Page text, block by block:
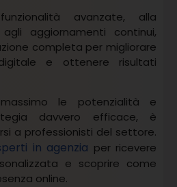
avanzate, alla
aggiornamenti continui,
completa per migliorare
e ottenere risultati
le potenzialità e
davvero efficace, è
a professionisti del settore.
in agenzia per ricevere
e scoprire come
online.